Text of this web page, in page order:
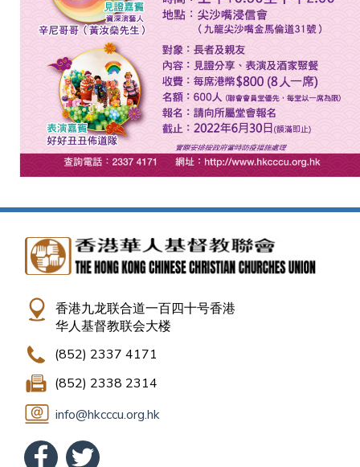
香港九龙联合道一百四十号香港
华人基督教联会大楼
(852) 2337 4171
(852) 2338 2314
info@hkcccu.org.hk